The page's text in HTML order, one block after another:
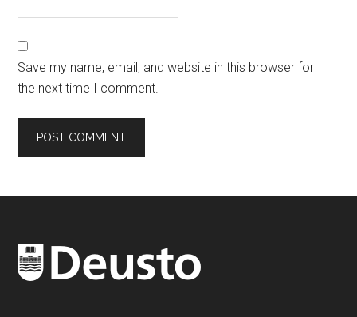
Save my name, email, and website in this browser for
the next time I comment.